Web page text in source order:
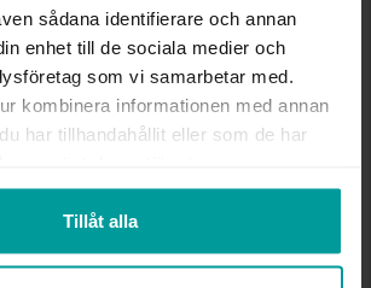
sådana identifierare och annan
enhet till de sociala medier och
som vi samarbetar med.
kombinera informationen med annan
har tillhandahållit eller som de har
Tillåt alla
Roséguld
produkter